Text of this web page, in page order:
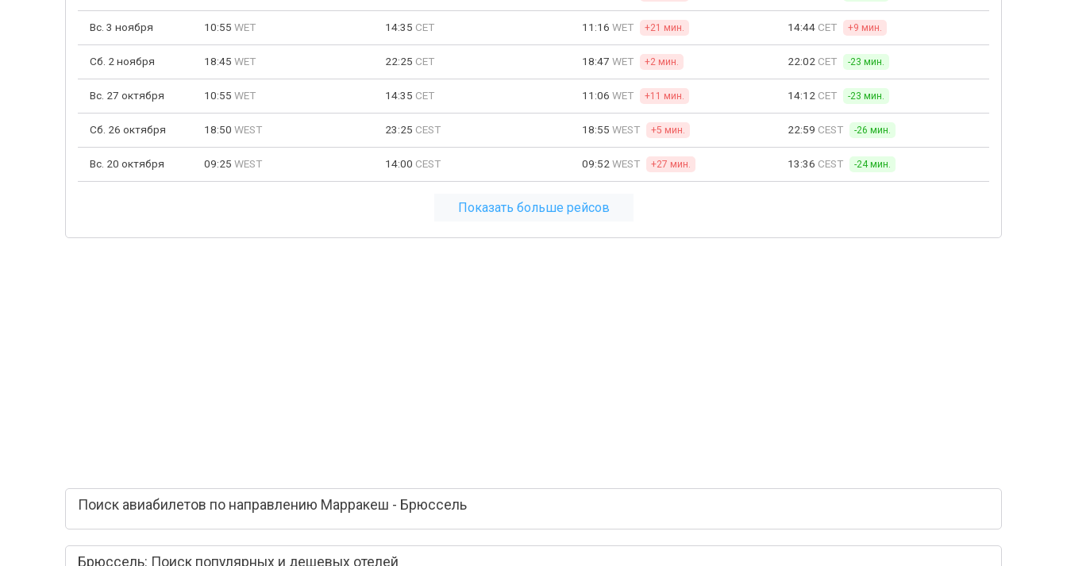
Вс. 3 ноября 10:55 WET 14:35 CET 11:16 WET +21 мин. 14:44 CET +9 мин.
Сб. 2 ноября 18:45 WET 22:25 CET 18:47 WET +2 мин. 22:02 CET -23 мин.
Вс. 27 октября 10:55 WET 14:35 CET 11:06 WET +11 мин. 14:12 CET -23 мин.
Сб. 26 октября 18:50 WEST 23:25 CEST 18:55 WEST +5 мин. 22:59 CEST -26 мин.
Вс. 20 октября 09:25 WEST 14:00 CEST 09:52 WEST +27 мин. 13:36 CEST -24 мин.
Показать больше рейсов
Поиск авиабилетов по направлению Марракеш - Брюссель
Брюссель: Поиск популярных и дешевых отелей